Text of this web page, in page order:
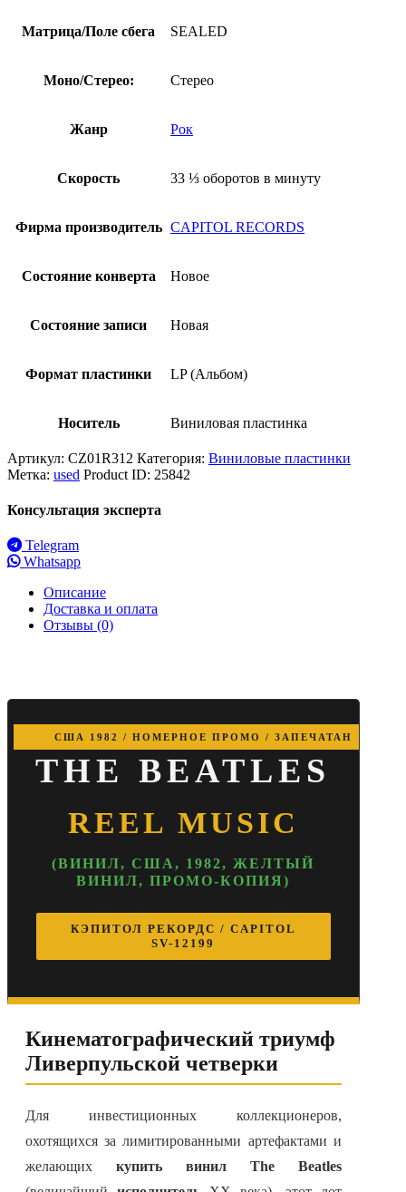
Матрица/Поле сбега SEALED
Моно/Стерео: Стерео
Жанр Рок
Скорость 33 ⅓ оборотов в минуту
Фирма производитель CAPITOL RECORDS
Состояние конверта Новое
Состояние записи Новая
Формат пластинки LP (Альбом)
Носитель Виниловая пластинка
Артикул: CZ01R312 Категория: Виниловые пластинки
Метка: used Product ID: 25842
Консультация эксперта
Telegram
Whatsapp
Описание
Доставка и оплата
Отзывы (0)
США 1982 / НОМЕРНОЕ ПРОМО / ЗАПЕЧАТАН
THE BEATLES
REEL MUSIC
(ВИНИЛ, США, 1982, ЖЕЛТЫЙ
ВИНИЛ, ПРОМО-КОПИЯ)
КЭПИТОЛ РЕКОРДС / CAPITOL
SV-12199
Кинематографический триумф
Ливерпульской четверки
Для инвестиционных коллекционеров,
охотящихся за лимитированными артефактами и
желающих купить винил The Beatles